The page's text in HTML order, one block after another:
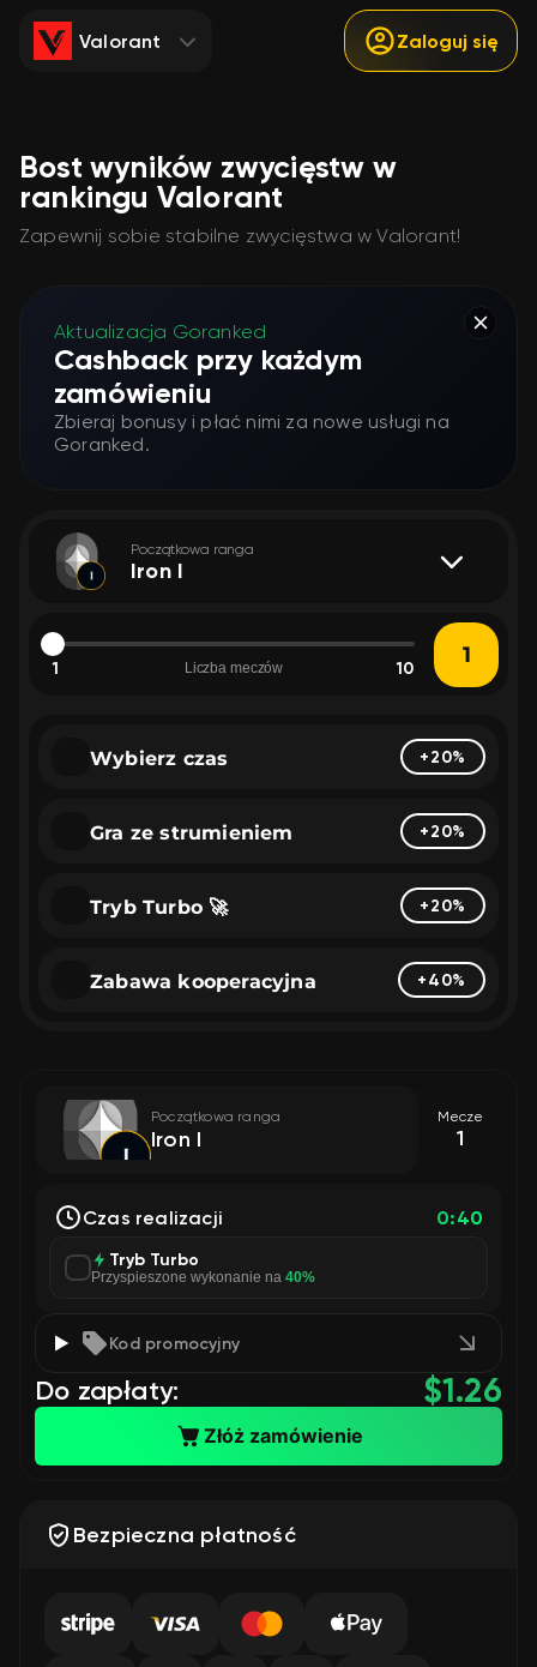
Valorant Zaloguj się
Bost wyników zwycięstw w
rankingu Valorant
Zapewnij sobie stabilne zwycięstwa w Valorant!
Aktualizacja Goranked
Cashback przy każdym
zamówieniu
Zbieraj bonusy i płać nimi za nowe usługi na
Goranked.
Początkowa ranga
Iron I
1 Liczba meczów 10
Wybierz czas +20%
Gra ze strumieniem +20%
Tryb Turbo 🚀 +20%
Zabawa kooperacyjna +40%
Początkowa ranga
Iron I
Mecze
1
Czas realizacji 0:40
Tryb Turbo
Przyspieszone wykonanie na 40%
Kod promocyjny
Do zapłaty: 1.26
$
Złóż zamówienie
Bezpieczna płatność